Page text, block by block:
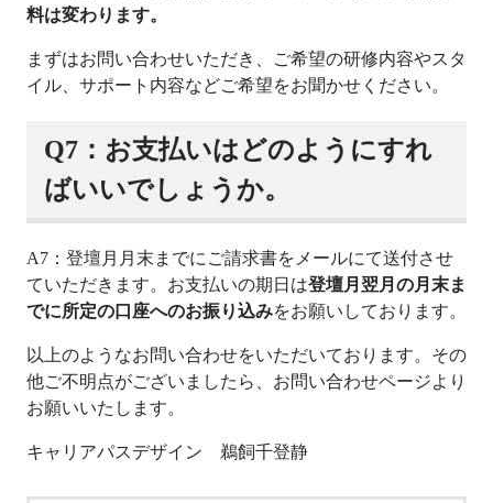
料は変わります。
まずはお問い合わせいただき、ご希望の研修内容やスタ
イル、サポート内容などご希望をお聞かせください。
Q7：お支払いはどのようにすれ
ばいいでしょうか。
A7：登壇月月末までにご請求書をメールにて送付させ
ていただきます。お支払いの期日は登壇月翌月の月末ま
でに所定の口座へのお振り込みをお願いしております。
以上のようなお問い合わせをいただいております。その
他ご不明点がございましたら、お問い合わせページより
お願いいたします。
キャリアパスデザイン 鵜飼千登静